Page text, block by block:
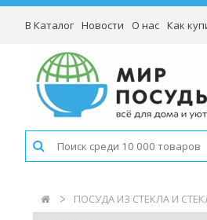
В Каталог Новости О нас Как
ПОСУДА ИЗ СТЕКЛА И